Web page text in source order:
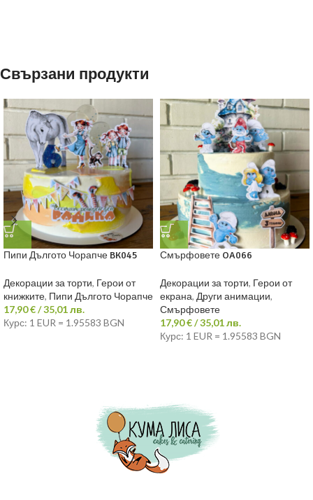
Свързани продукти
Пипи Дългото Чорапче BK045
Декорации за торти, Герои от
книжките, Пипи Дългото Чорапче
17,90€/ 35,01 лв.
Курс: 1 EUR = 1.95583 BGN
Смърфовете OA066
Декорации за торти, Герои от
екрана, Други анимации,
Смърфовете
17,90€/ 35,01 лв.
Курс: 1 EUR = 1.95583 BGN